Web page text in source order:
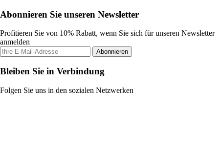
Abonnieren Sie unseren Newsletter
Profitieren Sie von 10% Rabatt, wenn Sie sich für unseren Newsletter
anmelden
Abonnieren
Bleiben Sie in Verbindung
Folgen Sie uns in den sozialen Netzwerken